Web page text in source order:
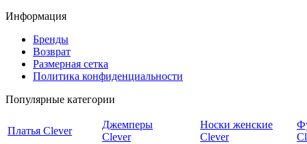
Информация
Бренды
Возврат
Размерная сетка
Политика конфиденциальности
Популярные категории
Платья Clever
Джемперы
Clever
Носки женские
Clever